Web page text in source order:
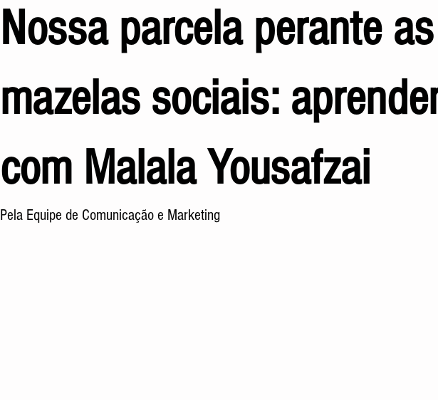
Nossa parcela perante as
mazelas sociais:
com Malala Yousafzai
Pela Equipe de Comunicação e Marketing